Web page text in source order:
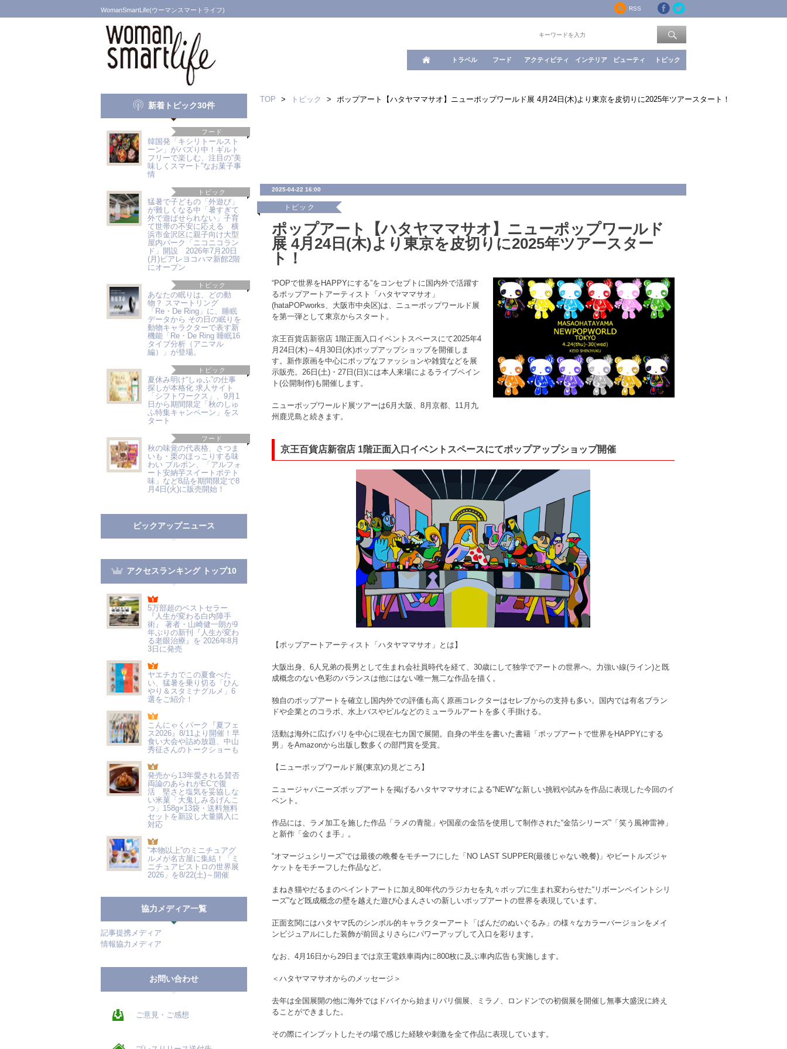
WomanSmartLife(ウーマンスマートライフ) RSS
トラベル フード アクティビティ インテリア ビューティ トピック
新着トピック30件
フード
韓国発「キシリトールスト
ーン」がバズり中！ギルト
フリーで楽しむ、注目の“美
味しくスマート”なお菓子事
情
トピック
猛暑で子どもの「外遊び」
が難しくなる中「暑すぎて
外で遊ばせられない」子育
て世帯の不安に応える 横
浜市金沢区に親子向け大型
屋内パーク「ニコニコラン
ド」開設 2026年7月20日
(月)ビアレヨコハマ新館2階
にオープン
トピック
あなたの眠りは、どの動
物？ スマートリング
「Re・De Ring」に、睡眠
データから その日の眠りを
動物キャラクターで表す新
機能「Re・De Ring 睡眠16
タイプ分析（アニマル
編）」が登場。
トピック
夏休み明け“しゅふ”の仕事
探しが本格化 求人サイト
「シフトワークス」、9月1
日から期間限定「秋のしゅ
ふ特集キャンペーン」をス
タート
フード
秋の味覚の代表格、さつま
いも・栗のほっこりする味
わい ブルボン、「アルフォ
ート安納芋スイートポテト
味」など8品を期間限定で8
月4日(火)に販売開始！
ピックアップニュース
アクセスランキング トップ10
5万部超のベストセラー
『人生が変わる白内障手
術』 著者・山崎健一朗が9
年ぶりの新刊『人生が変わ
る老眼治療』を 2026年8月
3日に発売
ヤエチカでこの夏食べた
い、猛暑を乗り切る「ひん
やり＆スタミナグルメ」6
選をご紹介！
こんにゃくパーク『夏フェ
ス2026』8/11より開催！早
食い大会や詰め放題、中山
秀征さんのトークショーも
発売から13年愛される賛否
両論のあられがECで復
活 堅さと塩気を妥協しな
い米菓「大鬼しみるげんこ
つ」158g×13袋・送料無料
セットを新設し大量購入に
対応
“本物以上”のミニチュアグ
ルメが名古屋に集結！「ミ
ニチュアビストロの世界展
2026」を8/22(土)～開催
協力メディア一覧
記事提携メディア
情報協力メディア
お問い合わせ
ご意見・ご感想
TOP > トピック > ポップアート【ハタヤママサオ】ニューポップワールド展 4月24日(木)より東京を皮切りに2025年ツアースタート！
2025-04-22 16:00
トピック
ポップアート【ハタヤママサオ】ニューポップワールド
展 4月24日(木)より東京を皮切りに2025年ツアースター
ト！
“POPで世界をHAPPYにする”をコンセプトに国内外で活躍す
るポップアートアーティスト「ハタヤママサオ」
(hataPOPworks、大阪市中央区)は、ニューポップワールド展
を第一弾として東京からスタート。
京王百貨店新宿店 1階正面入口イベントスペースにて2025年4
月24日(木)～4月30日(水)ポップアップショップを開催しま
す。新作原画を中心にポップなファッションや雑貨などを展
示販売。26日(土)・27日(日)には本人来場によるライブペイン
ト(公開制作)も開催します。
ニューポップワールド展ツアーは6月大阪、8月京都、11月九
州鹿児島と続きます。
京王百貨店新宿店 1階正面入口イベントスペースにてポップアップショップ開催
【ポップアートアーティスト「ハタヤママサオ」とは】
大阪出身、6人兄弟の長男として生まれ会社員時代を経て、30歳にして独学でアートの世界へ。力強い線(ライン)と既
成概念のない色彩のバランスは他にはない唯一無二な作品を描く。
独自のポップアートを確立し国内外での評価も高く原画コレクターはセレブからの支持も多い。国内では有名ブラン
ドや企業とのコラボ、水上バスやビルなどのミューラルアートを多く手掛ける。
活動は海外に広げパリを中心に現在七カ国で展開。自身の半生を書いた書籍「ポップアートで世界をHAPPYにする
男」をAmazonから出版し数多くの部門賞を受賞。
【ニューポップワールド展(東京)の見どころ】
ニュージャパニーズポップアートを掲げるハタヤママサオによる“NEW”な新しい挑戦や試みを作品に表現した今回のイ
ベント。
作品には、ラメ加工を施した作品「ラメの青龍」や国産の金箔を使用して制作された“金箔シリーズ”「笑う風神雷神」
と新作「金のくま手」。
“オマージュシリーズ”では最後の晩餐をモチーフにした「NO LAST SUPPER(最後じゃない晩餐)」やビートルズジャ
ケットをモチーフした作品など。
まねき猫やだるまのペイントアートに加え80年代のラジカセを丸々ポップに生まれ変わらせた“リボーンペイントシリ
ーズ”など既成概念の壁を越えた遊び心まんさいの新しいポップアートの世界を表現しています。
正面玄関にはハタヤマ氏のシンボル的キャラクターアート「ぱんだのぬいぐるみ」の様々なカラーバージョンをメイ
ンビジュアルにした装飾が前回よりさらにパワーアップして入口を彩ります。
なお、4月16日から29日までは京王電鉄車両内に800枚に及ぶ車内広告も実施します。
＜ハタヤママサオからのメッセージ＞
去年は全国展開の他に海外ではドバイから始まりパリ個展、ミラノ、ロンドンでの初個展を開催し無事大盛況に終え
ることができました。
その際にインプットしたその場で感じた経験や刺激を全て作品に表現しています。